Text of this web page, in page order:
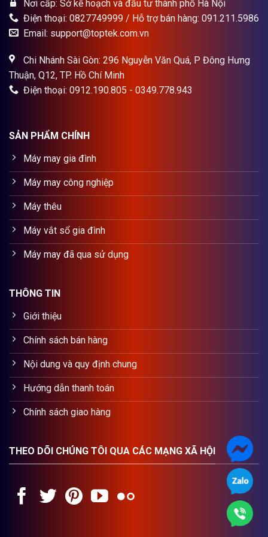
Nơi cấp: Sở kế hoạch và đầu tư thành phố Hà Nội
Điện thoại: 0827749999 / Hỗ trợ bán hàng: 091.211.5986
Email: support@toptek.com.vn
Chi Nhánh Sài Gòn: 296 Nguyễn Văn Quá, P Đông Hưng
Thuận, Q12, TP. Hồ Chí Minh
Điện thoại: 0912.190.805 - 0349.778.943
SẢN PHẨM CHÍNH
Máy may gia đình
Máy may công nghiệp
Máy thêu
Máy vắt sổ gia đình
Máy may đã qua sử dụng
THÔNG TIN
Giới thiệu
Chính sách bán hàng
Nội dung và quy định chung
Hướng dẫn thanh toán
Chính sách giao hàng
THEO DÕI CHÚNG TÔI QUA CÁC MẠNG XÃ HỘI